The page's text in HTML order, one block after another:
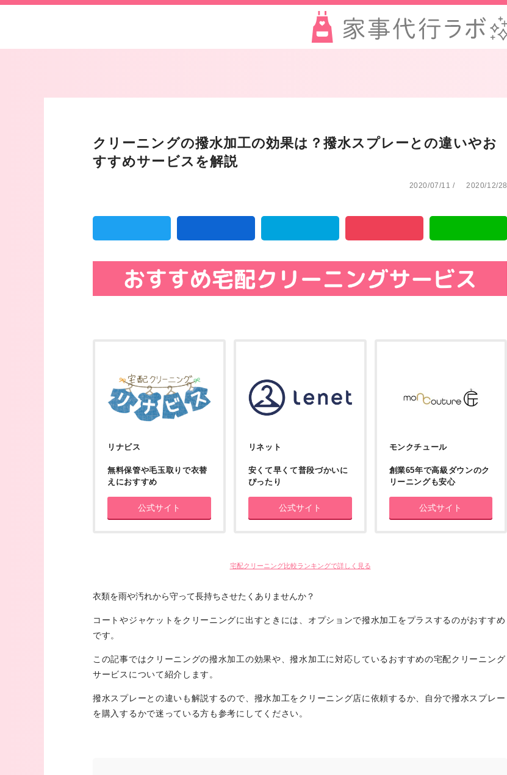
クリーニングの撥水加工の効果は？撥水スプレーとの違いやお
すすめサービスを解説
2020/07/11/ 2020/12/28
リナビス
無料保管や毛玉取りで衣替
えにおすすめ
公式サイト
リネット
安くて早くて普段づかいに
ぴったり
公式サイト
モンクチュール
創業65年で高級ダウンのク
リーニングも安心
公式サイト
宅配クリーニング比較ランキングで詳しく見る
衣類を雨や汚れから守って長持ちさせたくありませんか？
コートやジャケットをクリーニングに出すときには、オプションで撥水加工をプラスするのがおすすめ
です。
この記事ではクリーニングの撥水加工の効果や、撥水加工に対応しているおすすめの宅配クリーニング
サービスについて紹介します。
撥水スプレーとの違いも解説するので、撥水加工をクリーニング店に依頼するか、自分で撥水スプレー
を購入するかで迷っている方も参考にしてください。